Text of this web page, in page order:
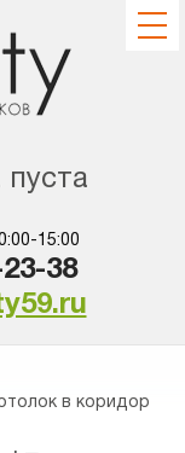
пуста
15:00
38
в коридор